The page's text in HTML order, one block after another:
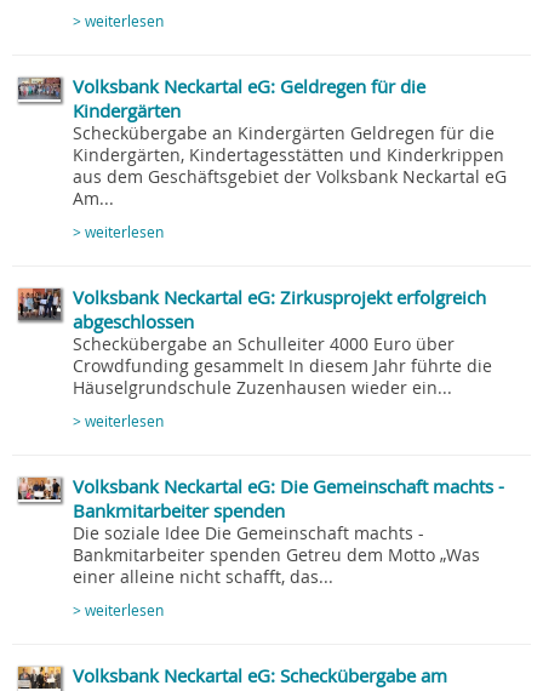
> weiterlesen
Volksbank Neckartal eG: Geldregen für die
Kindergärten
Scheckübergabe an Kindergärten Geldregen für die
Kindergärten, Kindertagesstätten und Kinderkrippen
aus dem Geschäftsgebiet der Volksbank Neckartal eG
Am...
> weiterlesen
Volksbank Neckartal eG: Zirkusprojekt erfolgreich
abgeschlossen
Scheckübergabe an Schulleiter 4000 Euro über
Crowdfunding gesammelt In diesem Jahr führte die
Häuselgrundschule Zuzenhausen wieder ein...
> weiterlesen
Volksbank Neckartal eG: Die Gemeinschaft machts -
Bankmitarbeiter spenden
Die soziale Idee Die Gemeinschaft machts -
Bankmitarbeiter spenden Getreu dem Motto „Was
einer alleine nicht schafft, das...
> weiterlesen
Volksbank Neckartal eG: Scheckübergabe am